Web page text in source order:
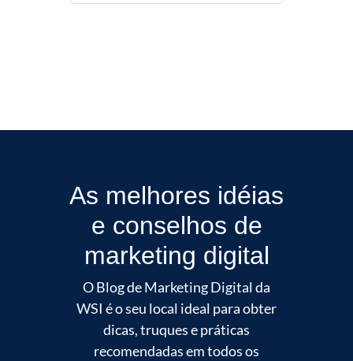
As melhores idéias
e conselhos de
marketing digital
O Blog de Marketing Digital da
WSI é o seu local ideal para obter
dicas, truques e práticas
recomendadas em todos os